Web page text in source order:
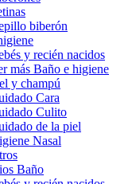
biberón
y recién nacidos
más Baño e higiene
y champú
Cara
Culito
de la piel
Nasal
Baño